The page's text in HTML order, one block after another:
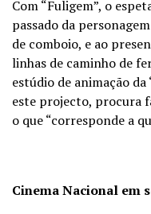
Com “Fuligem”, o
passado da
de comboio, e ao
linhas de caminho de
estúdio de animação
este projecto, procura
o que “corresponde a
Cinema Nacional em